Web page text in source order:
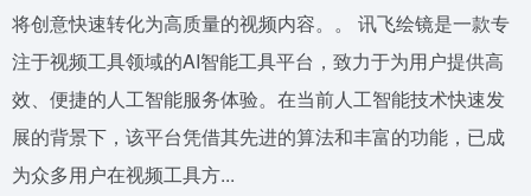
将创意快速转化为高质量的视频内容。。 讯飞绘镜是一款专
注于视频工具领域的AI智能工具平台，致力于为用户提供高
效、便捷的人工智能服务体验。在当前人工智能技术快速发
展的背景下，该平台凭借其先进的算法和丰富的功能，已成
为众多用户在视频工具方...